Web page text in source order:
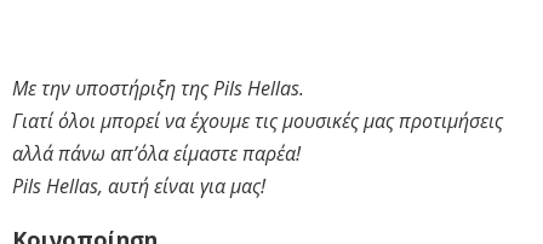
Με την υποστήριξη της Pils Hellas.
Γιατί όλοι μπορεί να έχουμε τις μουσικές μας προτιμήσεις
αλλά πάνω απ’όλα είμαστε παρέα!
Pils Hellas, αυτή είναι για μας!